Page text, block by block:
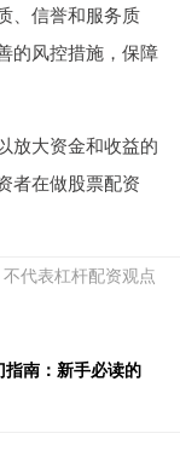
、信誉和服务质
的风控措施，保障
放大资金和收益的
者在做股票配资
代表杠杆配资观点
南：新手必读的